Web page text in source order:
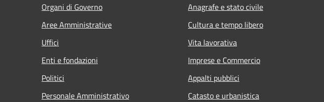
Organi di Governo
Aree Amministrative
Uffici
Enti e fondazioni
Politici
Personale Amministrativo
Anagrafe e stato civile
Cultura e tempo libero
Vita lavorativa
Imprese e Commercio
Appalti pubblici
Catasto e urbanistica